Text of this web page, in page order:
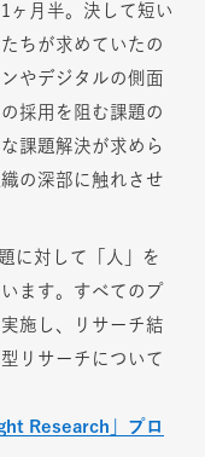
ヶ月半。決して短い
ちが求めていたの
やデジタルの側面
採用を阻む課題の
課題解決が求めら
の深部に触れさせ
に対して「人」を
ます。すべてのプ
施し、リサーチ結
リサーチについて
Research」プロ